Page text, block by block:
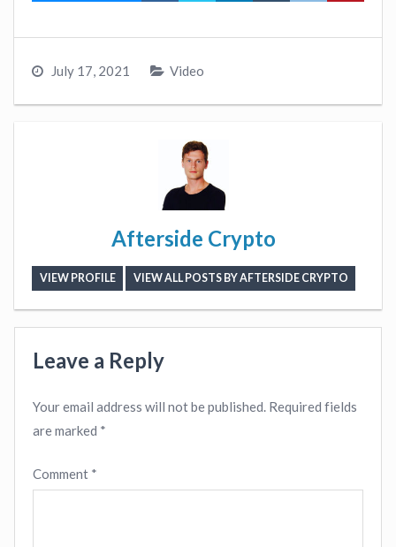
July 17, 2021 Video
Afterside Crypto
VIEW PROFILE VIEW ALL POSTS BY AFTERSIDE CRYPTO
Leave a Reply
Your email address will not be published. Required fields
are marked *
Comment *